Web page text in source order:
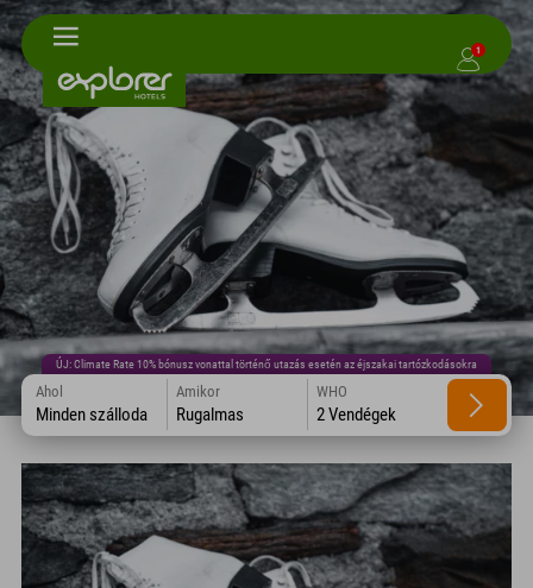
1
ÚJ: Climate Rate 10% bónusz vonattal történő utazás esetén az éjszakai tartózkodásokra
Ahol
Minden szálloda
Amikor
Rugalmas
WHO
2 Vendégek